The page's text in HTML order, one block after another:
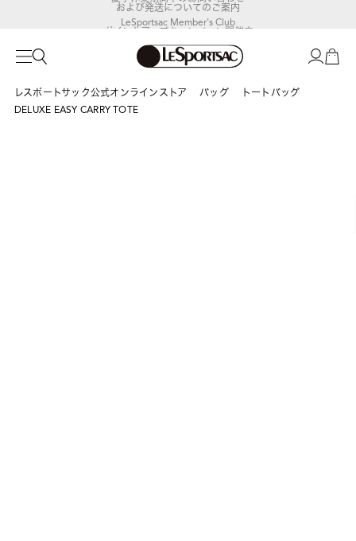
LeSportsac Member's Club
ポイントアップキャンペーン開催中
レスポートサック公式オンラインストア バッグ
トートバッグ
DELUXE EASY CARRY TOTE